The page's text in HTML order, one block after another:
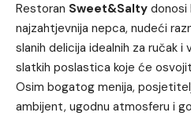
Restoran Sweet&Salty donosi
najzahtjevnija nepca, nudeći
slanih delicija idealnih za ručak i
slatkih poslastica koje će
Osim bogatog menija,
ambijent, ugodnu atmosferu i